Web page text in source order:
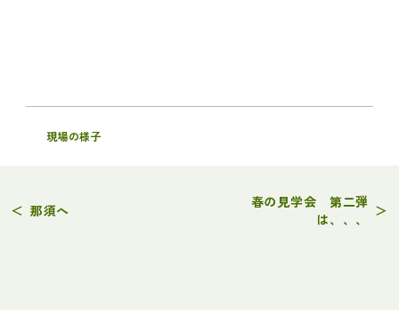
現場の様子
＜ 那須へ
春の見学会 第二弾
は、、、
＞